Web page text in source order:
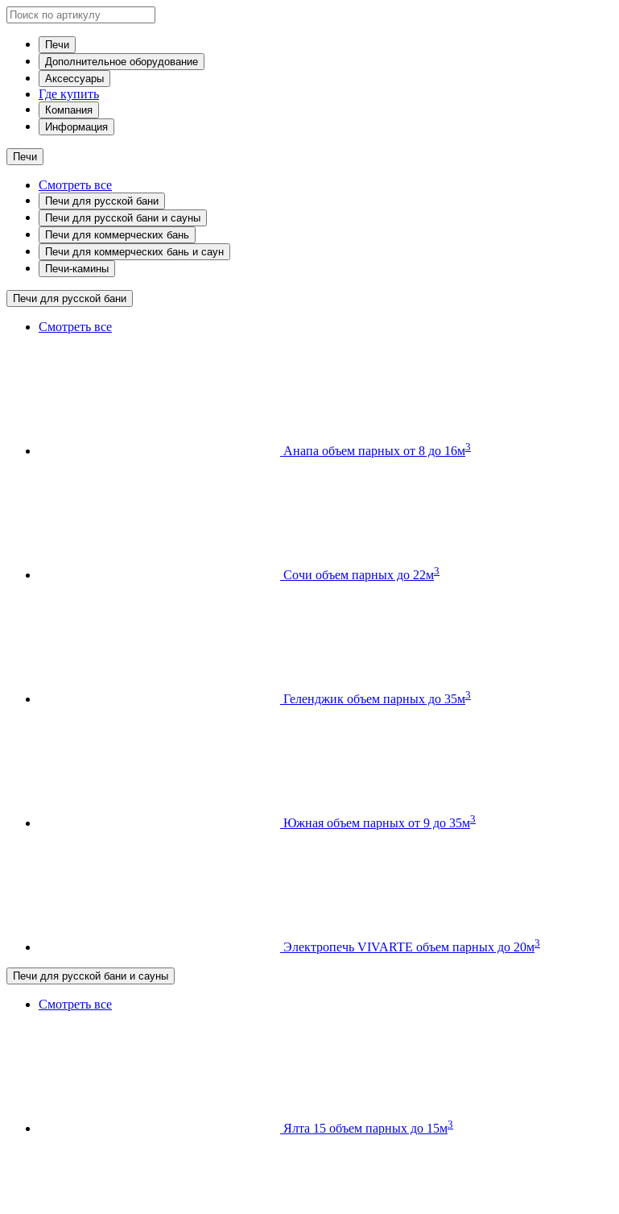
Печи
Дополнительное оборудование
Аксессуары
Где купить
Компания
Информация
Печи
Смотреть все
Печи для русской бани
Печи для русской бани и сауны
Печи для коммерческих бань
Печи для коммерческих бань и саун
Печи-камины
Печи для русской бани
Смотреть все
Анапа объем парных от 8 до 16м3
Сочи объем парных до 22м3
Геленджик объем парных до 35м3
Южная объем парных от 9 до 35м3
Электропечь VIVARTE объем парных до 20м3
Печи для русской бани и сауны
Смотреть все
Ялта 15 объем парных до 15м3